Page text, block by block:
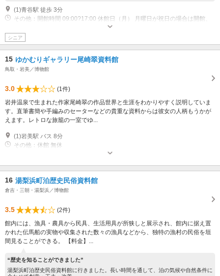
(1)青谷駅 徒歩 3分
その他：開館時間 09:00?17:00 休館日（月） 月曜日が祝日の場合は開館、
祝日の翌日、年末年始、※2月中に臨時休館あり
シニア
15 ゆかむりギャラリー尾崎翠資料館
鳥取・岩美／博物館
3.0
(1件)
岩井温泉で生まれた作家尾崎翠の作品世界と生涯をわかりやすく説明していま
す。直筆書簡や手編みのセーターなどの貴重な資料からは彼女の人柄もうかが
えます。レトロな旅籠の一室でゆ...
(1)岩美駅 バス 8分
その他：休館 無休
16 湯梨浜町泊歴史民俗資料館
倉吉・三朝・湯梨浜／博物館
3.5
(2件)
館内には、漁具・農具から民具、生活用具が所狭しと展示され、館内に据え置
かれた伝馬船の実物や収集された数々の漁具などから、独特の漁村の民俗を垣
間見ることができる。 【料金】...
“歴史を知ることができました”
湯梨浜町泊歴史民俗資料館に行きました。長い時間を通して、泊の気候や自然条件に